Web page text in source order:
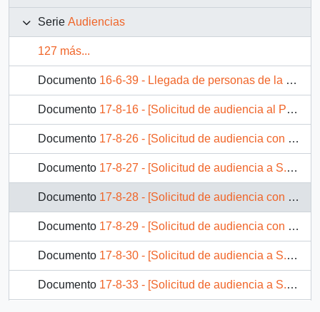
Serie Audiencias
127 más...
Documento 16-6-39 - Llegada de personas de la Delegación Parlamentaria en América Latina en 1992
Documento 17-8-16 - [Solicitud de audiencia al Presidente de la República de Don Fernando Zegers].
Documento 17-8-26 - [Solicitud de audiencia con S.E. el Presidente de la República para el Sr. José Luis Sacre González].
Documento 17-8-27 - [Solicitud de audiencia a S.E. el Presidente de la República de Don Jacobo Hei Paoa, Gobernador de Isla de Pascua].
Documento 17-8-28 - [Solicitud de audiencia con S.E. el Presidente de la República, para el señor John Prescott, Presidente de The Broken Hill Propietary Limited].
Documento 17-8-29 - [Solicitud de audiencia con S.E. el Presidente de la República, para el Sindicato de Trabajadores N°27 de la División El Teniente, Codelco Chile].
Documento 17-8-30 - [Solicitud de audiencia a S.E. el Presidente de la República de dirigentes de la Asociación Gremial Minera de Antofagasta].
Documento 17-8-33 - [Solicitud de audiencia a S.E. el Presidente de la República del señor Felix Garay Figueroa].